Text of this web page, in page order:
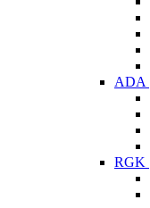
ADA
RGK